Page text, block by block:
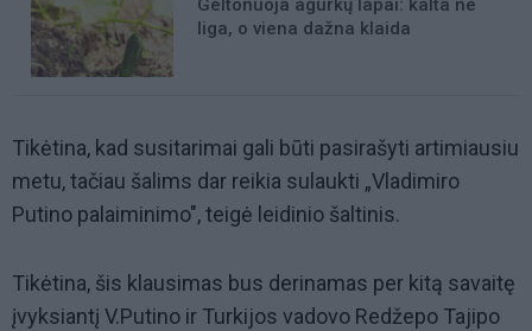
Geltonuoja agurkų lapai: kalta ne
liga, o viena dažna klaida
Tikėtina, kad susitarimai gali būti pasirašyti artimiausiu
metu, tačiau šalims dar reikia sulaukti „Vladimiro
Putino palaiminimo", teigė leidinio šaltinis.
Tikėtina, šis klausimas bus derinamas per kitą savaitę
įvyksiantį V.Putino ir Turkijos vadovo Redžepo Tajipo